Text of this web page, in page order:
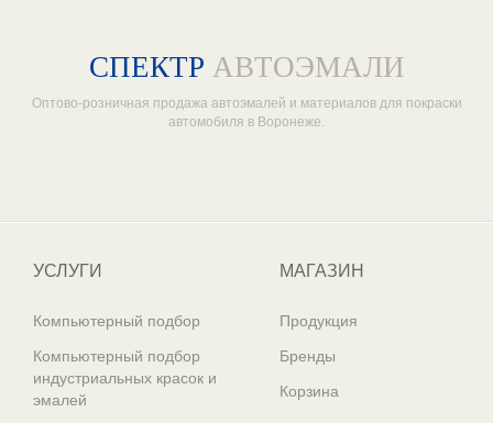
СПЕКТР АВТОЭМАЛИ
Оптово-розничная продажа автоэмалей и материалов для покраски
автомобиля в Воронеже.
УСЛУГИ
Компьютерный подбор
Компьютерный подбор
индустриальных красок и
эмалей
МАГАЗИН
Продукция
Бренды
Корзина